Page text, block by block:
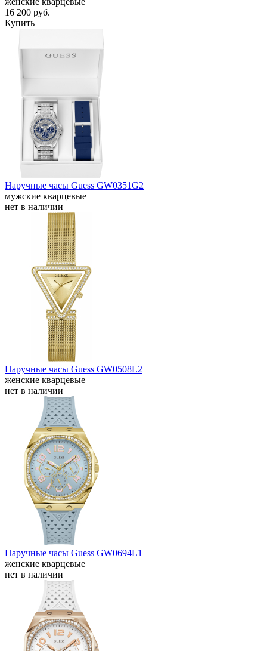
16 200 руб.
Купить
Наручные часы Guess GW0351G2
мужские кварцевые
нет в наличии
Наручные часы Guess GW0508L2
женские кварцевые
нет в наличии
Наручные часы Guess GW0694L1
женские кварцевые
нет в наличии